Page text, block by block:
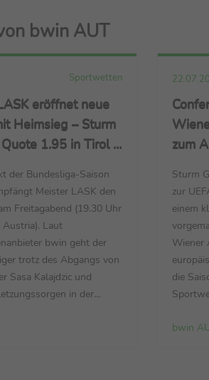
bwin AUT
Sportwetten
eröffnet neue
Heimsieg – Sturm
1.95 in Tirol –
seit 2023
der Bundesliga-Saison
Meister LASK den
Freitagabend (19.30 Uhr
Laut
bwin geht der
trotz des Abgangs von
Sasa Kalajdzic und
in der
Auftaktspiel.
zum
Sturm
zur
einem
Wiener
die
UEFA
bwin